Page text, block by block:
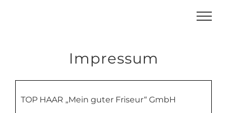
Impressum
TOP HAAR „Mein guter Friseur“ GmbH